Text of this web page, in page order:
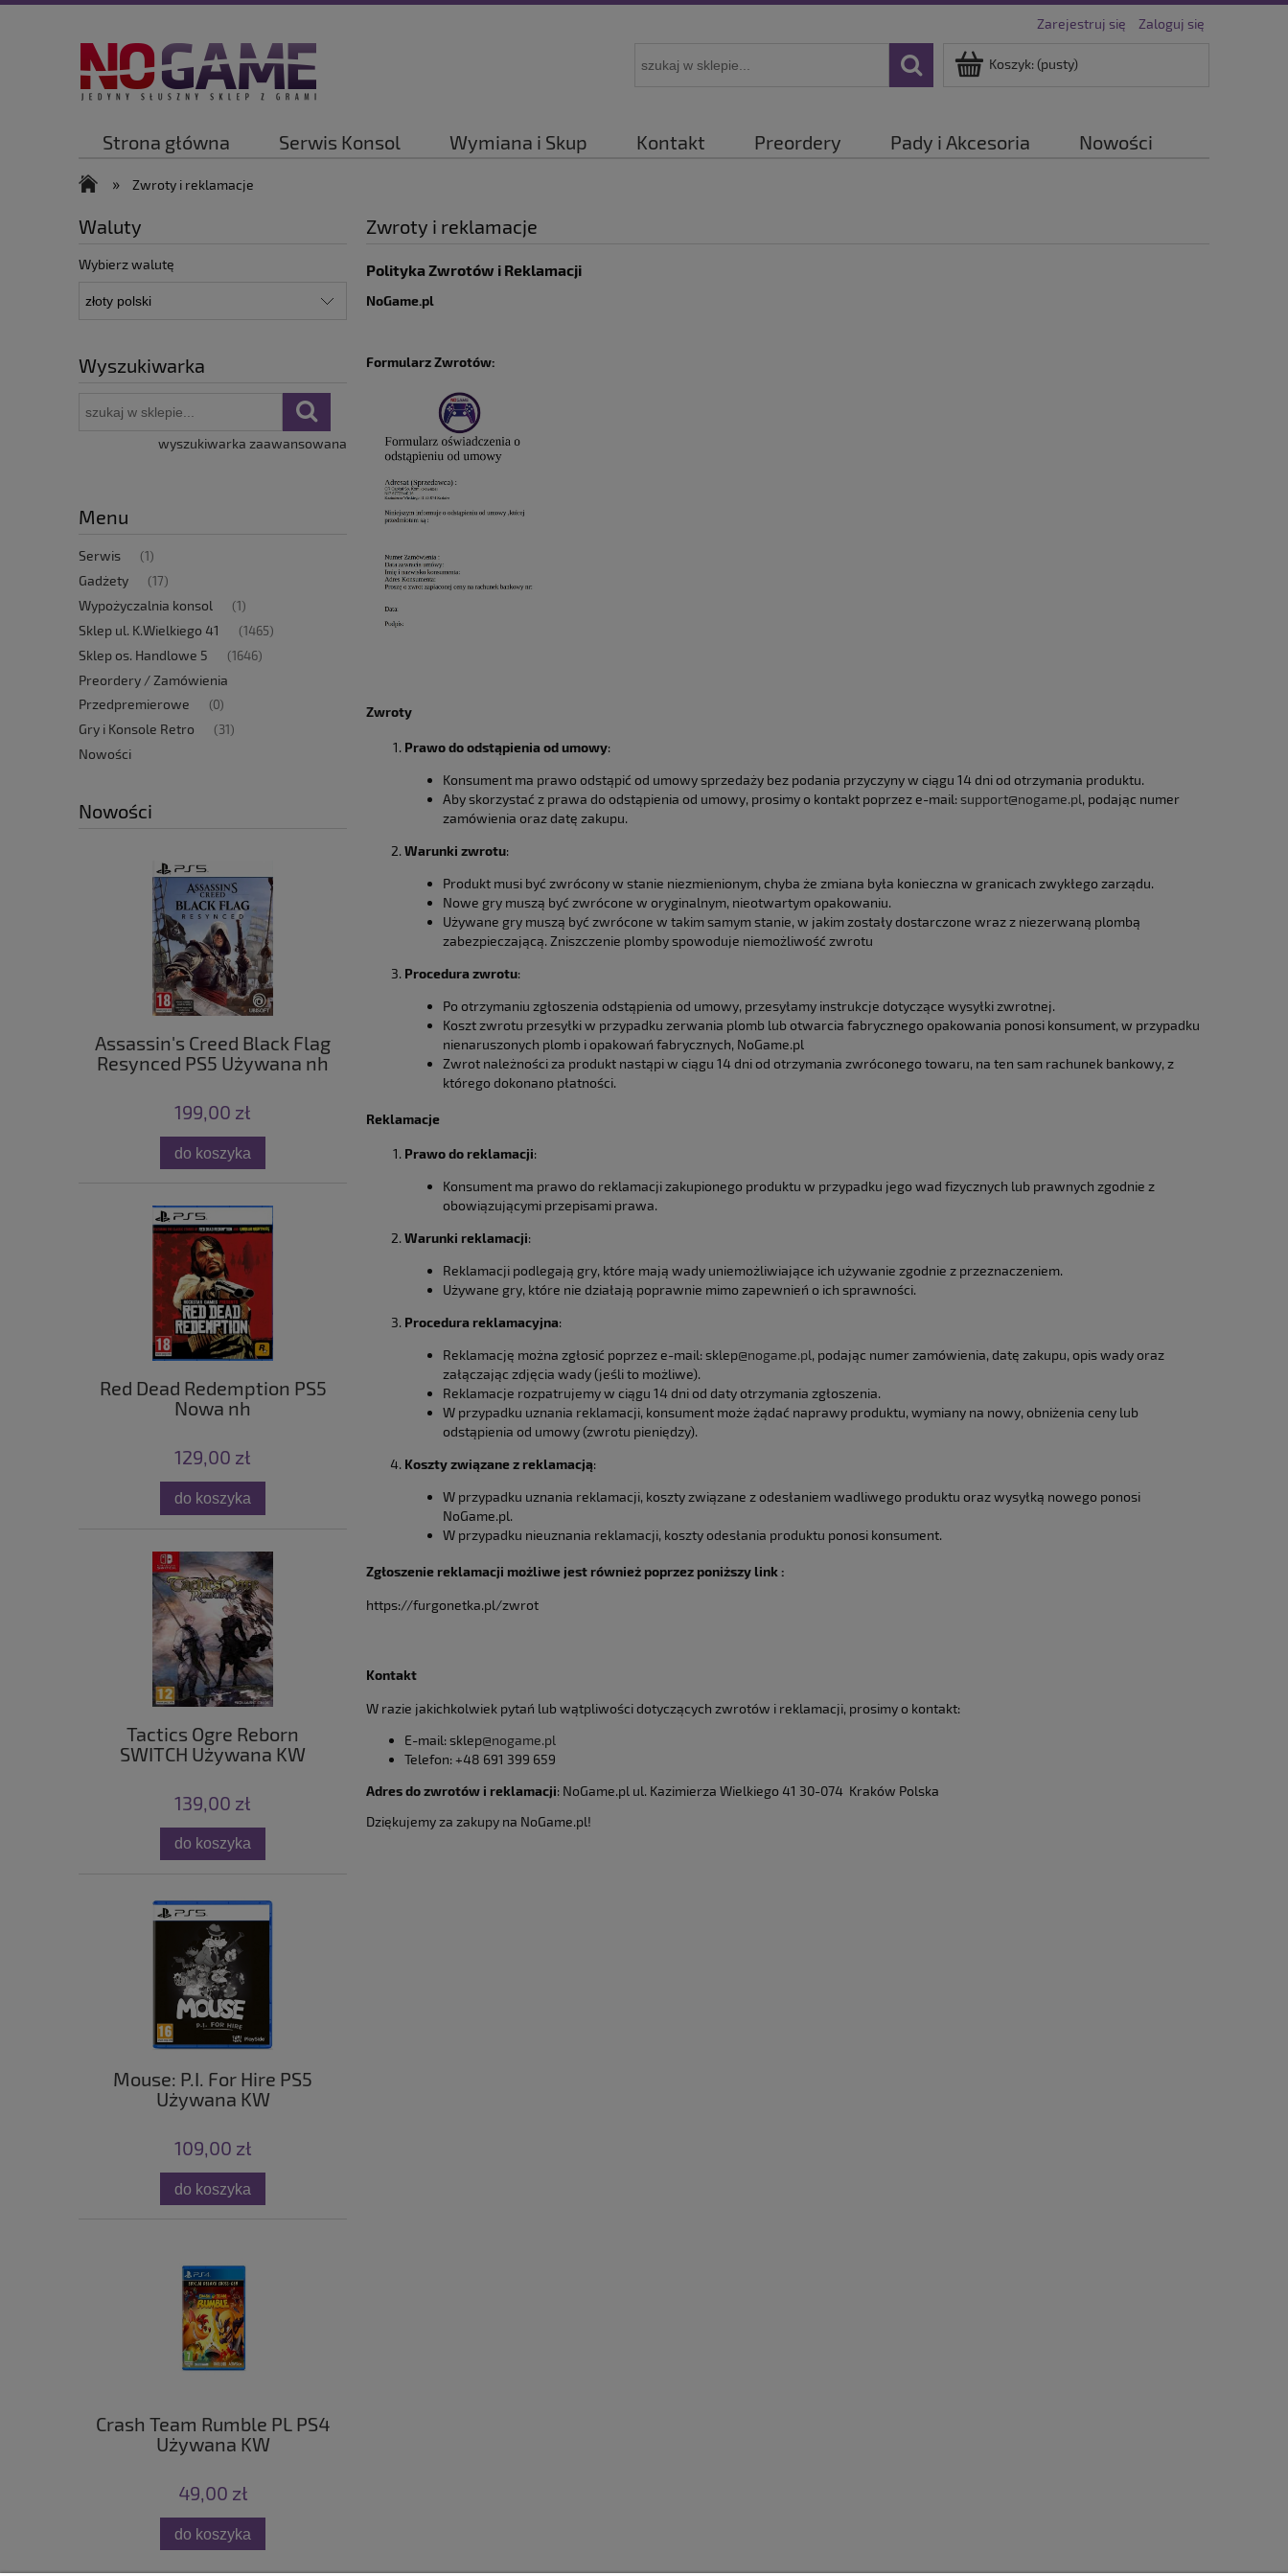
Zarejestruj się Zaloguj się
Koszyk: (pusty)
Strona główna Serwis Konsol Wymiana i Skup Kontakt Preordery Pady i Akcesoria Nowości
» Zwroty i reklamacje
Waluty
Wybierz walutę
Wyszukiwarka
wyszukiwarka zaawansowana
Menu
Serwis (1)
Gadżety (17)
Wypożyczalnia konsol (1)
Sklep ul. K.Wielkiego 41 (1465)
Sklep os. Handlowe 5 (1646)
Preordery / Zamówienia
Przedpremierowe
(0)
Gry i Konsole Retro (31)
Nowości
Nowości
Assassin's Creed Black Flag
Resynced PS5 Używana nh
199,00 zł
do koszyka
Red Dead Redemption PS5
Nowa nh
129,00 zł
do koszyka
Tactics Ogre Reborn
SWITCH Używana KW
139,00 zł
do koszyka
Mouse: P.I. For Hire PS5
Używana KW
109,00 zł
do koszyka
Crash Team Rumble PL PS4
Używana KW
49,00 zł
do koszyka
Zwroty i reklamacje
Polityka Zwrotów i Reklamacji
NoGame.pl
Formularz Zwrotów:
Zwroty
Prawo do odstąpienia od umowy:
Konsument ma prawo odstąpić od umowy sprzedaży bez podania przyczyny w ciągu 14 dni od otrzymania produktu.
Aby skorzystać z prawa do odstąpienia od umowy, prosimy o kontakt poprzez e-mail:support@nogame.pl, podając numer
zamówienia oraz datę zakupu.
Warunki zwrotu:
Produkt musi być zwrócony w stanie niezmienionym, chyba że zmiana była konieczna w granicach zwykłego zarządu.
Nowe gry muszą być zwrócone w oryginalnym, nieotwartym opakowaniu.
Używane gry muszą być zwrócone w takim samym stanie, w jakim zostały dostarczone wraz z niezerwaną plombą
zabezpieczającą. Zniszczenie plomby spowoduje niemożliwość zwrotu
Procedura zwrotu:
Po otrzymaniu zgłoszenia odstąpienia od umowy, przesyłamy instrukcje dotyczące wysyłki zwrotnej.
Koszt zwrotu przesyłki w przypadku zerwania plomb lub otwarcia fabrycznego opakowania ponosi konsument, w przypadku
nienaruszonych plomb i opakowań fabrycznych, NoGame.pl
Zwrot należności za produkt nastąpi w ciągu 14 dni od otrzymania zwróconego towaru, na ten sam rachunek bankowy, z
którego dokonano płatności.
Reklamacje
Prawo do reklamacji:
Konsument ma prawo do reklamacji zakupionego produktu w przypadku jego wad fizycznych lub prawnych zgodnie z
obowiązującymi przepisami prawa.
Warunki reklamacji:
Reklamacji podlegają gry, które mają wady uniemożliwiające ich używanie zgodnie z przeznaczeniem.
Używane gry, które nie działają poprawnie mimo zapewnień o ich sprawności.
Procedura reklamacyjna:
Reklamację można zgłosić poprzez e-mail: sklep@nogame.pl, podając numer zamówienia, datę zakupu, opis wady oraz
załączając zdjęcia wady (jeśli to możliwe).
Reklamacje rozpatrujemy w ciągu 14 dni od daty otrzymania zgłoszenia.
W przypadku uznania reklamacji, konsument może żądać naprawy produktu, wymiany na nowy, obniżenia ceny lub
odstąpienia od umowy (zwrotu pieniędzy).
Koszty związane z reklamacją:
W przypadku uznania reklamacji, koszty związane z odesłaniem wadliwego produktu oraz wysyłką nowego ponosi
NoGame.pl.
W przypadku nieuznania reklamacji, koszty odesłania produktu ponosi konsument.
Zgłoszenie reklamacji możliwe jest również poprzez poniższy link :
https://furgonetka.pl/zwrot
Kontakt
W razie jakichkolwiek pytań lub wątpliwości dotyczących zwrotów i reklamacji, prosimy o kontakt:
E-mail: sklep@nogame.pl
Telefon: +48 691 399 659
Adres do zwrotów i reklamacji: NoGame.pl ul. Kazimierza Wielkiego 41 30-074 Kraków Polska
Dziękujemy za zakupy na NoGame.pl!